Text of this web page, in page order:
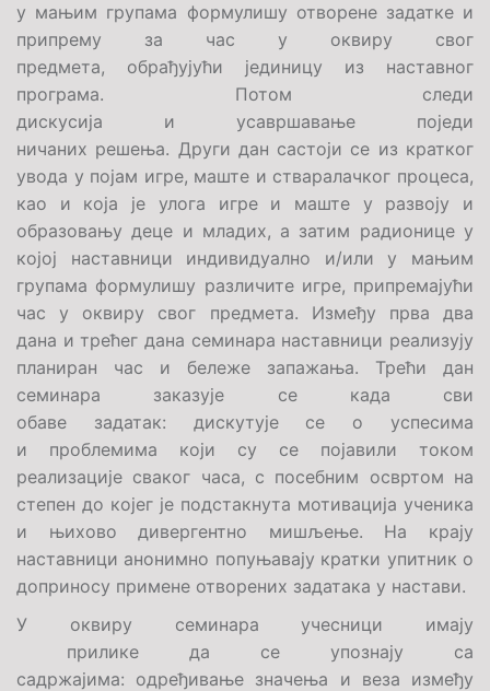
у мањим групама формулишу отворене задатке и
припрему за час у оквиру свог
предмета, обрађујући јединицу из наставног
програма. Потом следи
дискусија и усавршавање поједи
ничаних решења. Други дан састоји се из кратког
увода у појам игре, маште и стваралачког процеса,
као и која је улога игре и маште у развоју и
образовању деце и младих, а затим радионице у
којој наставници индивидуално и/или у мањим
групама формулишу различите игре, припремајући
час у оквиру свог предмета. Између прва два
дана и трећег дана семинара наставници реализују
планиран час и бележе запажања. Трећи дан
семинара заказује се када сви
обаве задатак: дискутује се о успесима
и проблемима који су се појавили током
реализације сваког часа, с посебним освртом на
степен до којег је подстакнута мотивација ученика
и њихово дивергентно мишљење. На крају
наставници анонимно попуњавају кратки упитник о
доприносу примене отворених задатака у настави.
У оквиру семинара учесници имају
прилике да се упознају са
садржајима: одређивање значења и веза између